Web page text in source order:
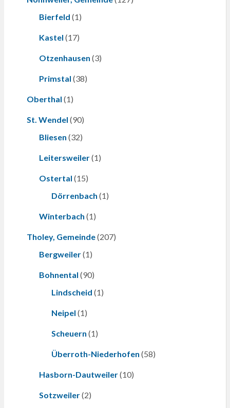
Bierfeld (1)
Kastel (17)
Otzenhausen (3)
Primstal (38)
Oberthal (1)
St. Wendel (90)
Bliesen (32)
Leitersweiler(1)
Ostertal (15)
Dörrenbach (1)
Winterbach (1)
Tholey, Gemeinde(207)
Bergweiler(1)
Bohnental (90)
Lindscheid (1)
Neipel (1)
Scheuern (1)
Überroth-Niederhofen (58)
Hasborn-Dautweiler(10)
Sotzweiler(2)